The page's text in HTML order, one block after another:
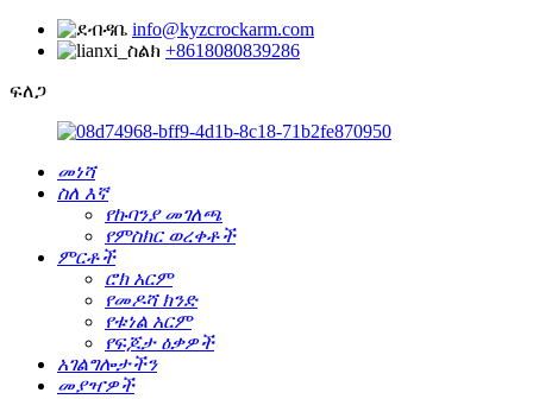
info@kyzcrockarm.com
+8618080839286
ፍለጋ
መነሻ
ስለ እኛ
የኩባንያ መገለጫ
የምስክር ወረቀቶች
ምርቶች
ሮክ አርም
የመዶሻ ክንድ
የቱነል አርም
የፍጆታ ዕቃዎች
አገልግሎታችን
መያዣዎች